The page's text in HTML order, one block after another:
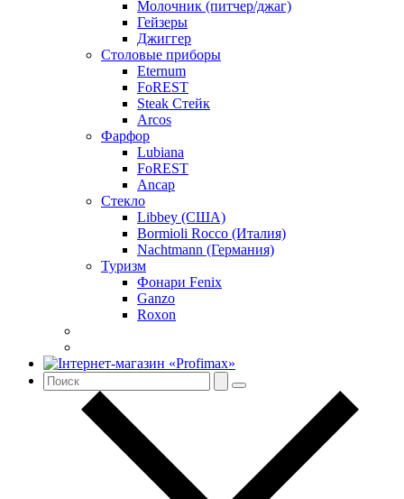
Молочник (питчер/джаг)
Гейзеры
Джиггер
Столовые приборы
Eternum
FoREST
Steak Стейк
Arcos
Фарфор
Lubiana
FoREST
Ancap
Стекло
Libbey (США)
Bormioli Rocco (Италия)
Nachtmann (Германия)
Туризм
Фонари Fenix
Ganzo
Roxon